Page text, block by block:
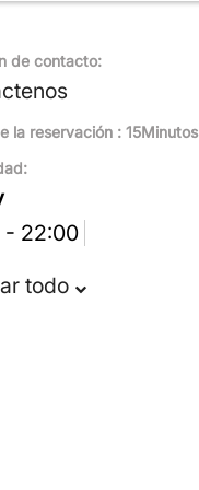
de contacto:
la reservación : 15Minutos
- 22:00
todo